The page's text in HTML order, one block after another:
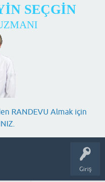
SEÇGİN
RANDEVU Almak için
Giriş